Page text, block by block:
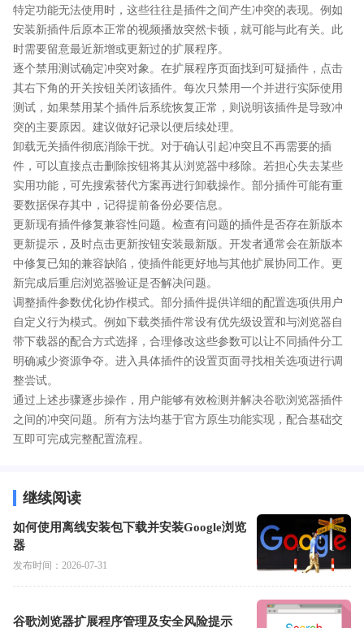
特定功能无法使用时，这些往往是插件之间产生冲突的表现。例如
安装新插件后原本正常的视频播放突然卡顿，就可能与此有关。此
时需要留意最近新增或更新过的扩展程序。
逐个禁用测试确定冲突对象。在扩展程序页面找到可疑插件，点击
其右下角的开关按钮关闭该插件。每次只禁用一个并进行实际使用
测试，如果禁用某个插件后系统恢复正常，则说明该插件是导致冲
突的主要原因。建议做好记录以便后续处理。
卸载无关插件彻底消除干扰。对于确认引起冲突且不再需要的插
件，可以直接点击删除按钮将其从浏览器中移除。若担心失去某些
实用功能，可先搜索替代方案再进行卸载操作。部分插件可能有重
要数据保存其中，记得提前备份必要信息。
更新现有插件修复兼容性问题。检查有问题的插件是否存在新版本
更新提示，及时点击更新按钮安装最新版。开发者通常会在新版本
中修复已知的兼容缺陷，使插件能更好地与其他扩展协同工作。更
新完成后重启浏览器验证是否解决问题。
调整插件参数优化协作模式。部分插件提供详细的配置选项供用户
自定义行为模式。例如下载类插件常设有优先级设置和与浏览器自
带下载器的配合方式选择，合理修改这些参数可以让不同插件分工
明确减少资源争夺。进入具体插件的设置页面寻找相关选项进行调
整尝试。
通过上述步骤逐步操作，用户能够有效检测并解决谷歌浏览器插件
之间的冲突问题。所有方法均基于官方原生功能实现，配合基础交
互即可完成完整配置流程。
继续阅读
如何使用离线安装包下载并安装Google浏览
器
发布时间：2026-07-31
谷歌浏览器扩展程序管理及安全风险提示